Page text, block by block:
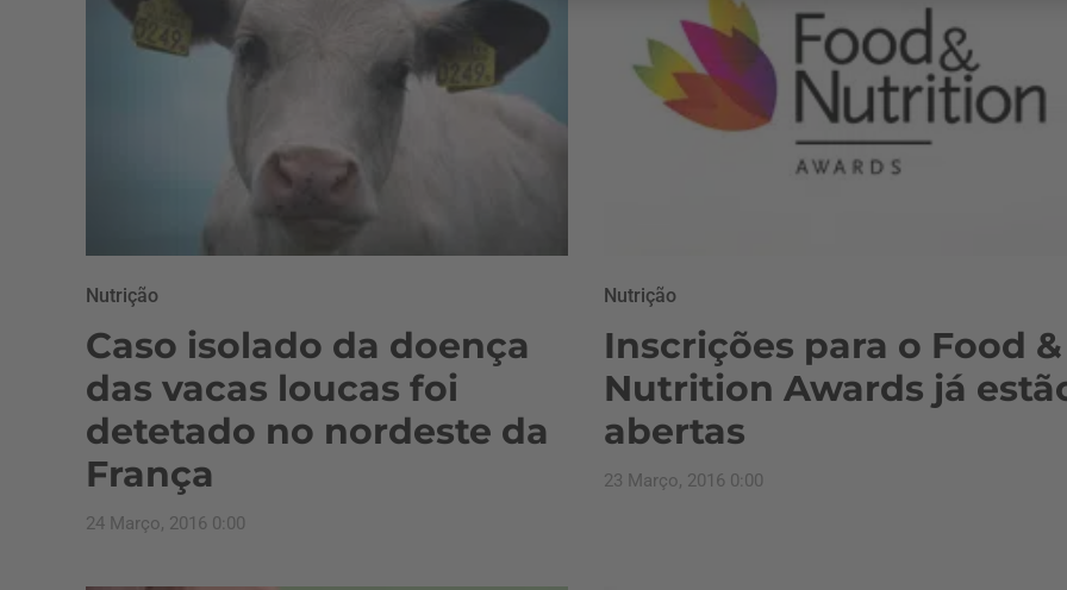
Nutrição
Caso isolado da doença
das vacas loucas foi
detetado no nordeste da
França
24 Março, 2016 0:00
Nutrição
Inscrições para o Food &
Nutrition Awards já
abertas
23 Março, 2016 0:00